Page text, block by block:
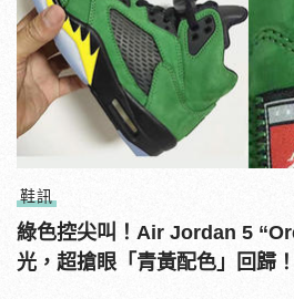
鞋訊
綠色控尖叫！Air Jordan 5
光，超搶眼「青黃配色」回歸！